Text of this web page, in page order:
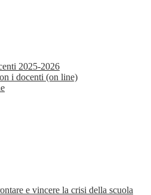
2025-2026
i docenti (on line)
e vincere la crisi della scuola